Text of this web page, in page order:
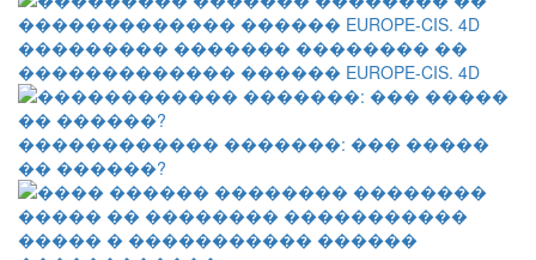
��������� ������� �������� ��
������������� ������ EUROPE-CIS. 4D
������������ �������: ��� �����
�� ������?